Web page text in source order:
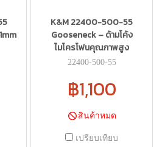
K&M 22400-500-55
Gooseneck – ด้ามโค้ง
ไมโครโฟนคุณภาพสูง
22400-500-55
฿1,100
สินค้าหมด
เปรียบเทียบ